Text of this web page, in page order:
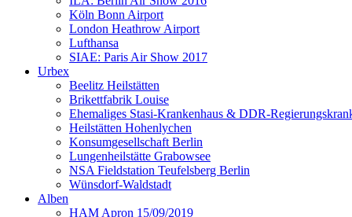
Köln Bonn Airport
London Heathrow Airport
Lufthansa
SIAE: Paris Air Show 2017
Urbex
Beelitz Heilstätten
Brikettfabrik Louise
Ehemaliges Stasi-Krankenhaus & DDR-
Heilstätten Hohenlychen
Konsumgesellschaft Berlin
Lungenheilstätte Grabowsee
NSA Fieldstation Teufelsberg Berlin
Wünsdorf-Waldstadt
Alben
HAM Apron 15/09/2019